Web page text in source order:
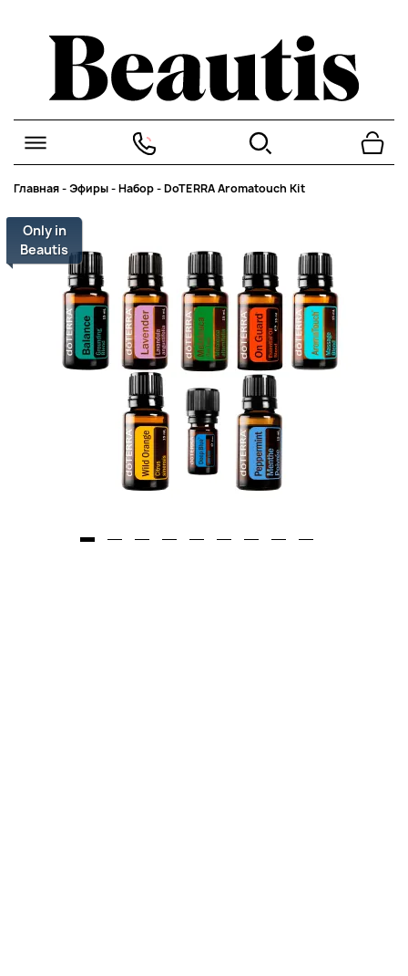
Главная-Эфиры-Набор-DoTERRA Aromatouch Kit
Only in
Beautis